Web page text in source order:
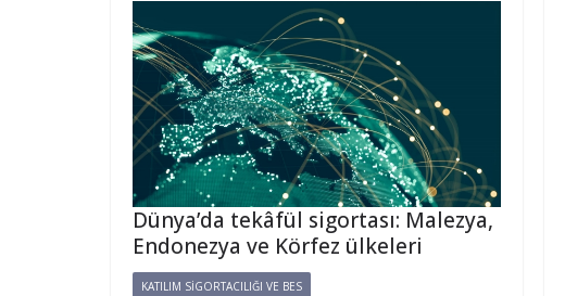
Dünya’da tekâfül sigortası: Malezya,
Endonezya ve Körfez ülkeleri
KATILIM SIGORTACILIĞI VE BES